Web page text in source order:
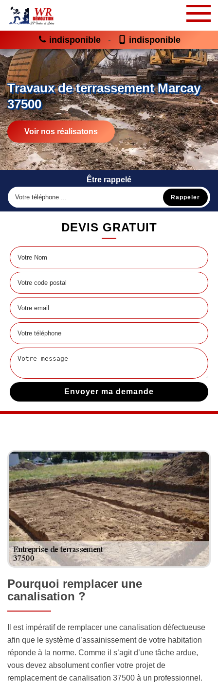
indisponible - indisponible
Travaux de terrassement Marcay
37500
Voir nos réalisatons
Être rappelé
DEVIS GRATUIT
Pourquoi remplacer une
canalisation ?
Il est impératif de remplacer une canalisation défectueuse
afin que le système d’assainissement de votre habitation
réponde à la norme. Comme il s’agit d’une tâche ardue,
vous devez absolument confier votre projet de
remplacement de canalisation 37500 à un professionnel.